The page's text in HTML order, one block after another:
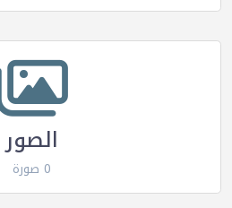
الصور
0 صورة